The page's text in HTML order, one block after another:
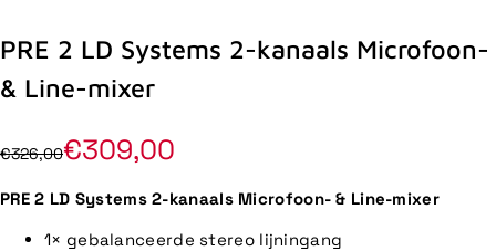
PRE 2 LD Systems 2-kanaals Microfoon-
& Line-mixer
€326,00€309,00
PRE 2 LD Systems 2-kanaals Microfoon- & Line-mixer
1× gebalanceerde stereo lijningang